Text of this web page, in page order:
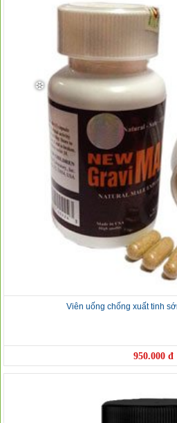
Viên uống chống xuất tinh
950.000 đ
❆